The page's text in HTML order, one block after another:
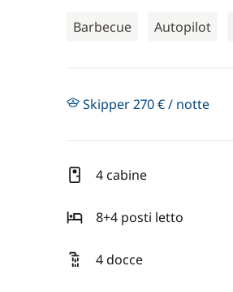
Barbecue Autopilot
Skipper 270 € / notte
4 cabine
8+4 posti letto
4 docce